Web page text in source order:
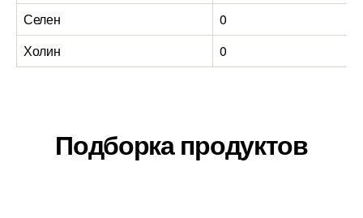
Селен
0
Холин
0
Подборка продуктов